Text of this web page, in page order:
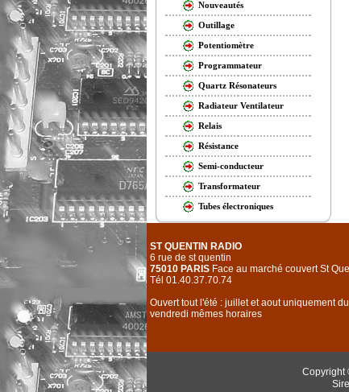
Nouveautés
Outillage
Potentiomètre
Programmateur
Quartz Résonateurs
Radiateur Ventilateur
Relais
Résistance
Semi-conducteur
Transformateur
Tubes électroniques
ST QUENTIN RADIO
6 rue de st quentin
75010 PARIS Face au marché couvert St
Tél 01.40.37.70.74
Ouvert tout l'été : juillet et aout uniquement
vendredi mêmes horaires
Copyright